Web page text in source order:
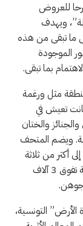
للعروض
للعملة النقدية لأكثر من 150 دولة”، ويهدف
ما تبقى من هذه
الموجودة
مثل ورغمة
كانت تعيش في
والختان
ويضم المتحف
أكثر من ثلاثة
قرون ومخطوطات ومجموعة من العملات الأجنبية تفوق 3 آلاف
التونسية،